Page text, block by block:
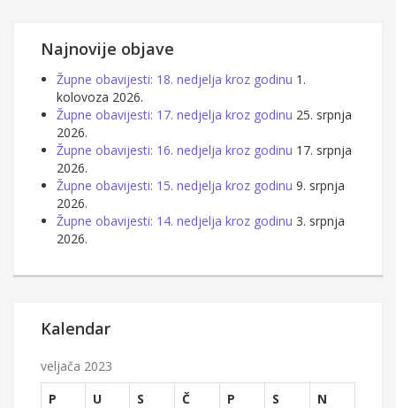
Najnovije objave
Župne obavijesti: 18. nedjelja kroz godinu 1.
kolovoza 2026.
Župne obavijesti: 17. nedjelja kroz godinu 25. srpnja
2026.
Župne obavijesti: 16. nedjelja kroz godinu 17. srpnja
2026.
Župne obavijesti: 15. nedjelja kroz godinu 9. srpnja
2026.
Župne obavijesti: 14. nedjelja kroz godinu 3. srpnja
2026.
Kalendar
veljača 2023
P
U S Č P S
N